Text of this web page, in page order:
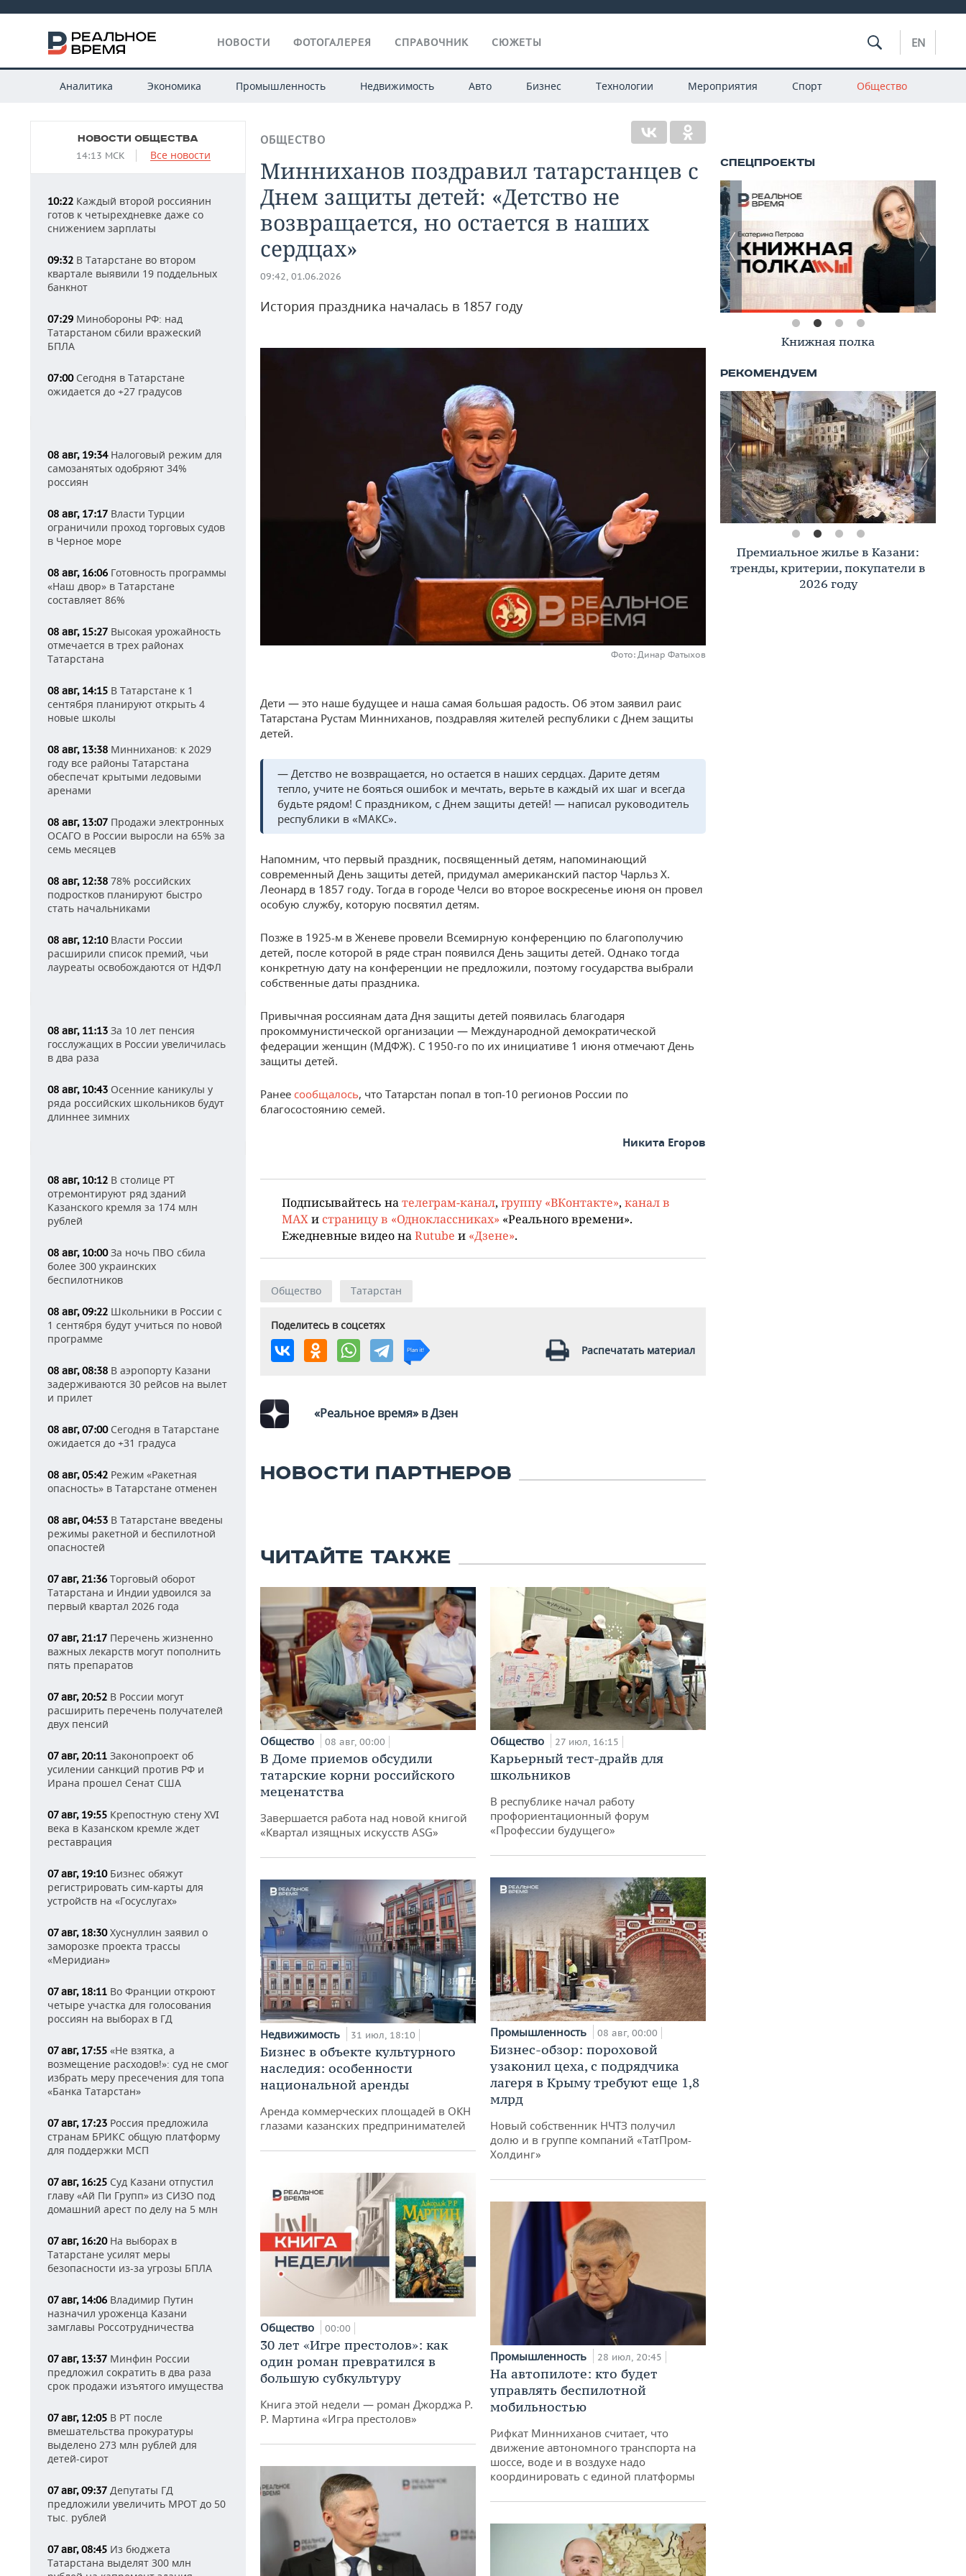
НОВОСТИ ФОТОГАЛЕРЕЯ СПРАВОЧНИК СЮЖЕТЫ EN
Аналитика Экономика Промышленность Недвижимость Авто Бизнес Технологии Мероприятия Спорт Общество
НОВОСТИ ОБЩЕСТВА
14:13 МСК Все новости
10:22 Каждый второй россиянин
готов к четырехдневке даже со
снижением зарплаты
09:32 В Татарстане во втором
квартале выявили 19 поддельных
банкнот
07:29 Минобороны РФ: над
Татарстаном сбили вражеский
БПЛА
07:00Сегодня в Татарстане
ожидается до +27 градусов
08 авг, 19:34Налоговый режим для
самозанятых одобряют 34%
россиян
08 авг, 17:17 Власти Турции
ограничили проход торговых судов
в Черное море
08 авг, 16:06 Готовность программы
«Наш двор» в Татарстане
составляет 86%
08 авг, 15:27 Высокая урожайность
отмечается в трех районах
Татарстана
08 авг, 14:15 В Татарстане к 1
сентября планируют открыть 4
новые школы
08 авг, 13:38 Минниханов: к 2029
году все районы Татарстана
обеспечат крытыми ледовыми
аренами
08 авг, 13:07 Продажи электронных
ОСАГО в России выросли на 65% за
семь месяцев
08 авг, 12:38 78% российских
подростков планируют быстро
стать начальниками
08 авг, 12:10Власти России
расширили список премий, чьи
лауреаты освобождаются от НДФЛ
08 авг, 11:13 За 10 лет пенсия
госслужащих в России увеличилась
в два раза
08 авг, 10:43 Осенние каникулы у
ряда российских школьников будут
длиннее зимних
08 авг, 10:12 В столице РТ
отремонтируют ряд зданий
Казанского кремля за 174 млн
рублей
08 авг, 10:00За ночь ПВО сбила
более 300 украинских
беспилотников
08 авг, 09:22 Школьники в России с
1 сентября будут учиться по новой
программе
08 авг, 08:38 В аэропорту Казани
задерживаются 30 рейсов на вылет
и прилет
08 авг, 07:00Сегодня в Татарстане
ожидается до +31 градуса
08 авг, 05:42 Режим «Ракетная
опасность» в Татарстане отменен
08 авг, 04:53 В Татарстане введены
режимы ракетной и беспилотной
опасностей
07 авг, 21:36 Торговый оборот
Татарстана и Индии удвоился за
первый квартал 2026 года
07 авг, 21:17 Перечень жизненно
важных лекарств могут пополнить
пять препаратов
07 авг, 20:52 В России могут
расширить перечень получателей
двух пенсий
07 авг, 20:11 Законопроект об
усилении санкций против РФ и
Ирана прошел Сенат США
07 авг, 19:55 Крепостную стену XVI
века в Казанском кремле ждет
реставрация
07 авг, 19:10Бизнес обяжут
регистрировать сим-карты для
устройств на «Госуслугах»
07 авг, 18:30Хуснуллин заявил о
заморозке проекта трассы
«Меридиан»
07 авг, 18:11 Во Франции откроют
четыре участка для голосования
россиян на выборах в ГД
07 авг, 17:55 «Не взятка, а
возмещение расходов!»: суд не смог
избрать меру пресечения для топа
«Банка Татарстан»
07 авг, 17:23 Россия предложила
странам БРИКС общую платформу
для поддержки МСП
07 авг, 16:25 Суд Казани отпустил
главу «Ай Пи Групп» из СИЗО под
домашний арест по делу на 5 млн
07 авг, 16:20На выборах в
Татарстане усилят меры
безопасности из-за угрозы БПЛА
07 авг, 14:06 Владимир Путин
назначил уроженца Казани
замглавы Россотрудничества
07 авг, 13:37 Минфин России
предложил сократить в два раза
срок продажи изъятого имущества
07 авг, 12:05 В РТ после
вмешательства прокуратуры
выделено 273 млн рублей для
детей-сирот
07 авг, 09:37 Депутаты ГД
предложили увеличить МРОТ до 50
тыс. рублей
07 авг, 08:45 Из бюджета
Татарстана выделят 300 млн
ОБЩЕСТВО
Минниханов поздравил татарстанцев с
Днем защиты детей: «Детство не
возвращается, но остается в наших
сердцах»
09:42, 01.06.2026
История праздника началась в 1857 году
Фото: Динар Фатыхов
Дети — это наше будущее и наша самая большая радость. Об этом заявил раис
Татарстана Рустам Минниханов, поздравляя жителей республики с Днем защиты
детей.
— Детство не возвращается, но остается в наших сердцах. Дарите детям
тепло, учите не бояться ошибок и мечтать, верьте в каждый их шаг и всегда
будьте рядом! С праздником, с Днем защиты детей! — написал руководитель
республики в «МАКС».
Напомним, что первый праздник, посвященный детям, напоминающий
современный День защиты детей, придумал американский пастор Чарльз Х.
Леонард в 1857 году. Тогда в городе Челси во второе воскресенье июня он провел
особую службу, которую посвятил детям.
Позже в 1925-м в Женеве провели Всемирную конференцию по благополучию
детей, после которой в ряде стран появился День защиты детей. Однако тогда
конкретную дату на конференции не предложили, поэтому государства выбрали
собственные даты праздника.
Привычная россиянам дата Дня защиты детей появилась благодаря
прокоммунистической организации — Международной демократической
федерации женщин (МДФЖ). С 1950-го по их инициативе 1 июня отмечают День
защиты детей.
Ранее сообщалось, что Татарстан попал в топ-10 регионов России по
благосостоянию семей.
Никита Егоров
Подписывайтесь на телеграм-канал, группу «ВКонтакте», канал в
MAX и страницу в «Одноклассниках» «Реального времени».
Ежедневные видео на Rutube и «Дзене».
Общество Татарстан
Поделитесь в соцсетях
Распечатать материал
«Реальное время» в Дзен
НОВОСТИ ПАРТНЕРОВ
ЧИТАЙТЕ ТАКЖЕ
Общество 08 авг, 00:00
В Доме приемов обсудили
татарские корни российского
меценатства
Завершается работа над новой книгой
«Квартал изящных искусств ASG»
Недвижимость 31 июл, 18:10
Бизнес в объекте культурного
наследия: особенности
национальной аренды
Аренда коммерческих площадей в ОКН
глазами казанских предпринимателей
Общество 00:00
30 лет «Игре престолов»: как
один роман превратился в
большую субкультуру
Книга этой недели — роман Джорджа Р.
Р. Мартина «Игра престолов»
Общество 27 июл, 16:15
Карьерный тест-драйв для
школьников
В республике начал работу
профориентационный форум
«Профессии будущего»
Промышленность 08 авг, 00:00
Бизнес-обзор: пороховой
узаконил цеха, с подрядчика
лагеря в Крыму требуют еще 1,8
млрд
Новый собственник НЧТЗ получил
долю и в группе компаний «ТатПром-
Холдинг»
Промышленность 28 июл, 20:45
На автопилоте: кто будет
управлять беспилотной
мобильностью
Рифкат Минниханов считает, что
движение автономного транспорта на
шоссе, воде и в воздухе надо
координировать с единой платформы
Книжная полка
Премиальное жилье в Казани:
тренды, критерии, покупатели в
2026 году